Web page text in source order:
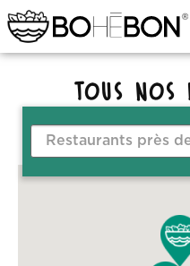
tous